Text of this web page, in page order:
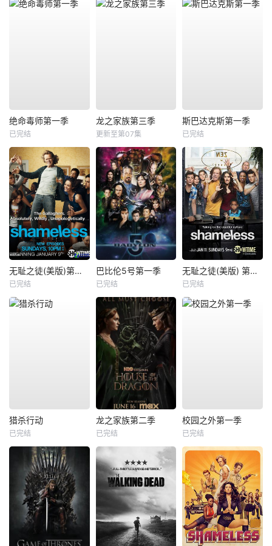
绝命毒师第一季
已完结
龙之家族第三季
更新至第07集
斯巴达克斯第一季
已完结
无耻之徒(美版)第一季
已完结
巴比伦5号第一季
已完结
无耻之徒(美版) 第五季
已完结
猎杀行动
已完结
龙之家族第二季
已完结
校园之外第一季
已完结